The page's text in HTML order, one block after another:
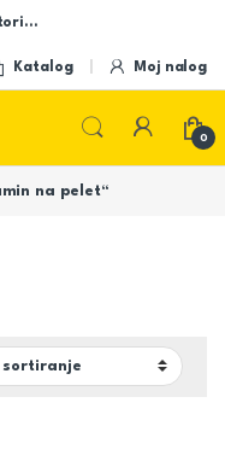
Katalog Moj nalog
0
na pelet“